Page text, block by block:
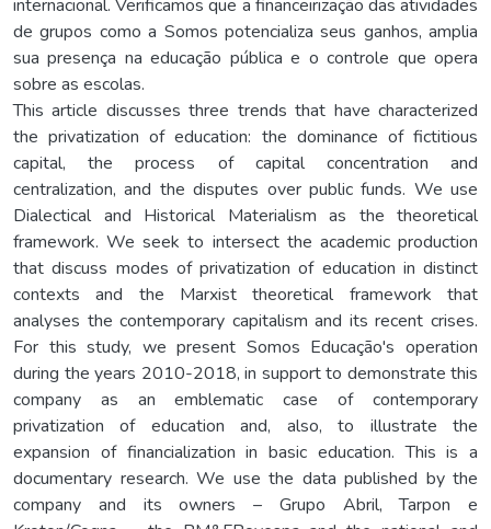
internacional. Verificamos que a financeirização das atividades
de grupos como a Somos potencializa seus ganhos, amplia
sua presença na educação pública e o controle que opera
sobre as escolas.
This article discusses three trends that have characterized
the privatization of education: the dominance of fictitious
capital, the process of capital concentration and
centralization, and the disputes over public funds. We use
Dialectical and Historical Materialism as the theoretical
framework. We seek to intersect the academic production
that discuss modes of privatization of education in distinct
contexts and the Marxist theoretical framework that
analyses the contemporary capitalism and its recent crises.
For this study, we present Somos Educação's operation
during the years 2010-2018, in support to demonstrate this
company as an emblematic case of contemporary
privatization of education and, also, to illustrate the
expansion of financialization in basic education. This is a
documentary research. We use the data published by the
company and its owners – Grupo Abril, Tarpon e